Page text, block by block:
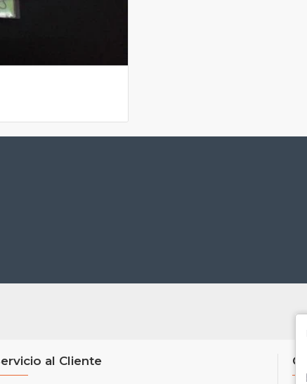
al Cliente